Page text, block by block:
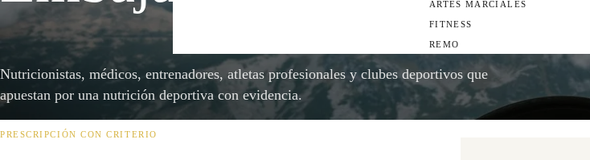
ARTES MARCIALES
FITNESS
REMO
Nutricionistas, médicos, entrenadores, atletas profesionales y clubes deportivos que
apuestan por una nutrición deportiva con evidencia.
PRESCRIPCIÓN CON CRITERIO